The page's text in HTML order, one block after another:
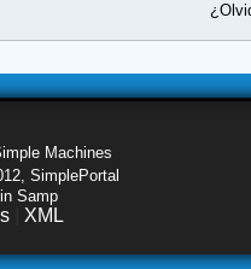
Machines
SimplePortal
Samp
XML